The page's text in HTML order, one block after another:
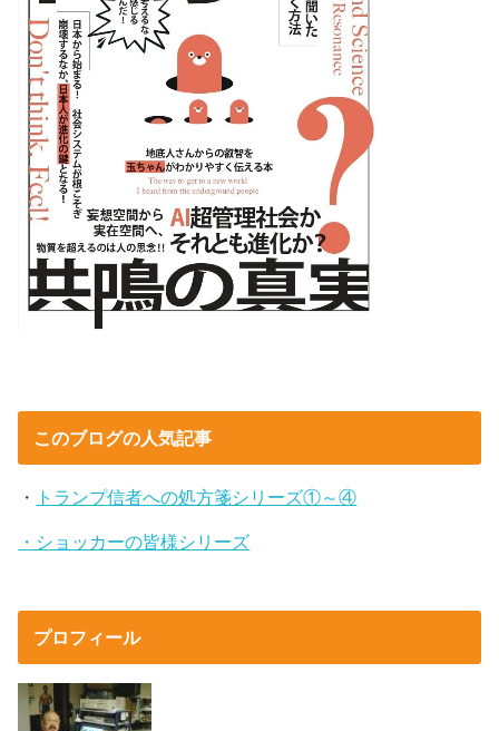
このブログの人気記事
・ トランプ信者への処方箋シリーズ①～④
・ショッカーの皆様シリーズ
プロフィール